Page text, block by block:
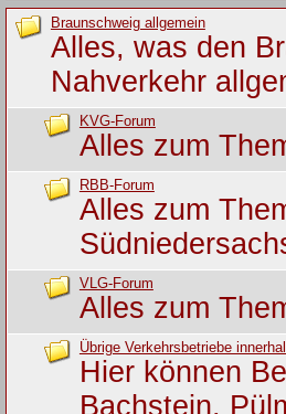
Braunschweig allgemein
Alles, was den
Nahverkehr
KVG-Forum
Alles zum
RBB-Forum
Alles zum
VLG-Forum
Alles zum
Übrige Verkehrsbetriebe
Hier können
Bachstein,